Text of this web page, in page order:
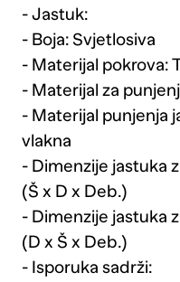
- Jastuk:
- Boja: Svjetlosiva
- Materijal pokrova:
- Materijal za
- Materijal punjenja
vlakna
- Dimenzije jastuka
(Š x D x Deb.)
- Dimenzije jastuka
(D x Š x Deb.)
- Isporuka sadrži: